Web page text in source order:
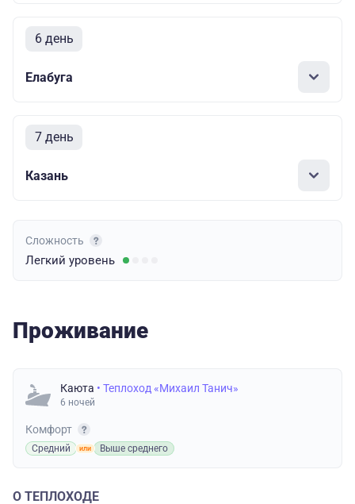
6 день
Елабуга
7 день
Казань
Сложность
Легкий уровень
Проживание
Каюта • Теплоход «Михаил Танич»
6 ночей
Комфорт
Средний Выше среднего
О ТЕПЛОХОДЕ